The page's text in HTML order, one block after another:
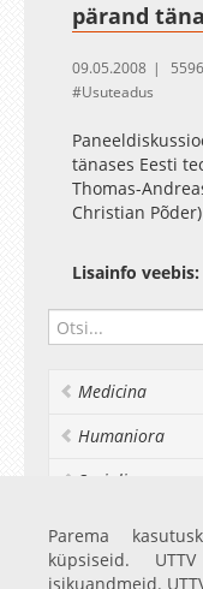
pärand
09.05.2008
Usuteadus
tänases Eesti
Thomas-
Christian Põder)
Lisainfo veebis:
Medicina
Humaniora
Socialia
Realia et
Ülikoolist veel
Parema
küpsiseid.
isikuandmeid.